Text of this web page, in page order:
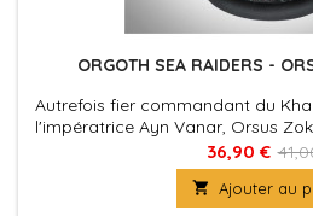
ORGOTH SEA RAIDERS -
Autrefois fier commandant du
l'impératrice Ayn Vanar, Orsus
sous le nom d'Orsus le Trahi, chef
Raiders ! Enchaîné à une hache,
ennemies pour ses troupes, les
36,90 €
 Ajouter au